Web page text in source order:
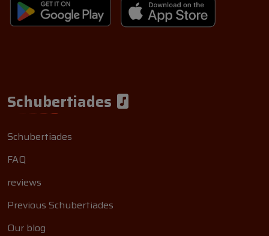
Schubertiades
Schubertiades
FAQ
reviews
Previous Schubertiades
Our blog